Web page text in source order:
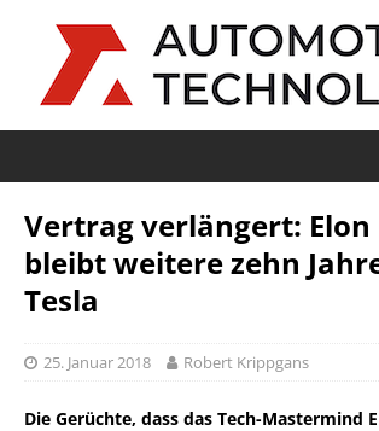
Vertrag verlängert:
bleibt weitere zehn
Tesla
25. Januar 2018 Robert Krippgans
Die Gerüchte, dass das Tech-Mastermind